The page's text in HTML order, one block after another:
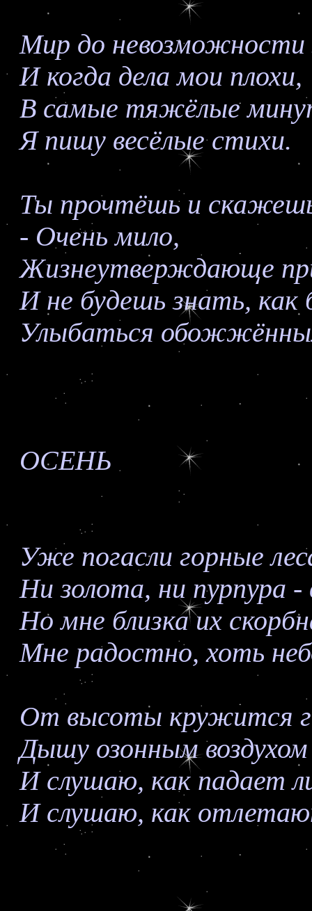
Мир до невозможности
И когда дела мои плохи,
В самые тяжёлые
Я пишу весёлые стихи.
Ты прочтёшь и
- Очень мило,
Жизнеутверждающе
И не будешь знать, как
Улыбаться
ОСЕНЬ
Уже погасли горные
Ни золота, ни пурпура -
Но мне близка их
Мне радостно, хоть
От высоты кружится
Дышу озонным воздухом
И слушаю, как падает
И слушаю, как